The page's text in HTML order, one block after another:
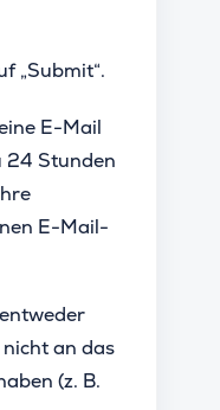
„Submit“.
E-Mail
24 Stunden
E-Mail-
an das
(z. B.